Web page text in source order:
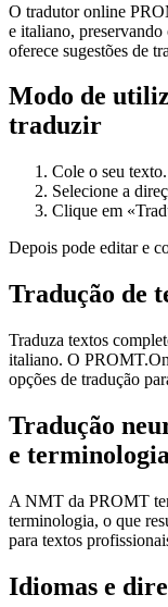
O tradutor online
e italiano,
oferece sugestões de
Modo de
traduzir
Cole o seu texto.
Selecione a
Clique em
Depois pode editar e
Tradução de
Traduza textos
italiano. O
opções de tradução
Tradução
e terminologia
A NMT da PROMT
terminologia, o que
para textos
Idiomas e